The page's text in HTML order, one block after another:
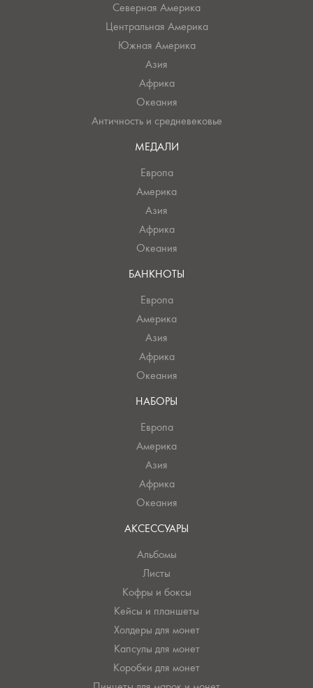
Северная Америка
Центральная Америка
Южная Америка
Азия
Африка
Океания
Античность и средневековье
МЕДАЛИ
Европа
Америка
Азия
Африка
Океания
БАНКНОТЫ
Европа
Америка
Азия
Африка
Океания
НАБОРЫ
Европа
Америка
Азия
Африка
Океания
АКСЕССУАРЫ
Альбомы
Листы
Кофры и боксы
Кейсы и планшеты
Холдеры для монет
Капсулы для монет
Коробки для монет